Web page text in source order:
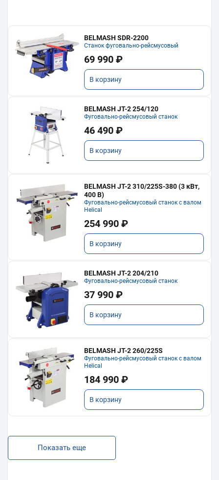
BELMASH SDR-2200
Станок фуговально-рейсмусовый
69 990 ₽
В корзину
BELMASH JT-2 254/120
Фуговально-рейсмусовый станок
46 490 ₽
В корзину
BELMASH JT-2 310/225S-380 (3 кВт,
400 В)
Фуговально-рейсмусовый станок с валом
Helical
254 990 ₽
В корзину
BELMASH JT-2 204/210
Фуговально-рейсмусовый станок
37 990 ₽
В корзину
BELMASH JT-2 260/225S
Фуговально-рейсмусовый станок с валом
Helical
184 990 ₽
В корзину
Показать еще